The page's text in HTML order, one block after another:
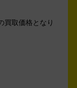
買取価格となり